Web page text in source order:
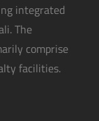
integrated
The
comprise
facilities.